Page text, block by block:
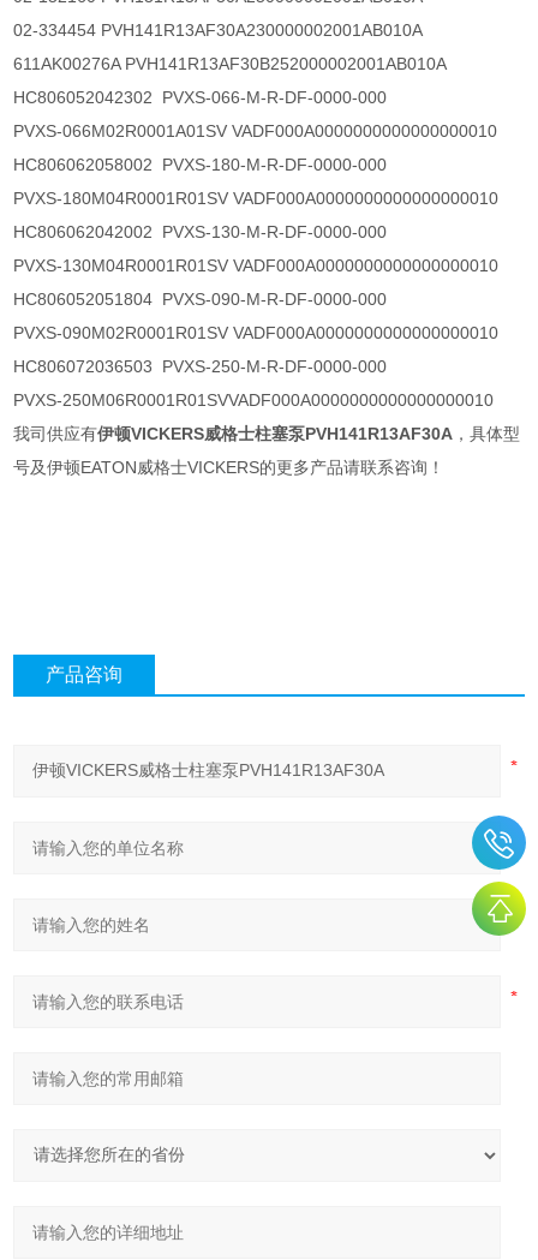
02-334454 PVH141R13AF30A230000002001AB010A
611AK00276A PVH141R13AF30B252000002001AB010A
HC806052042302 PVXS-066-M-R-DF-0000-000
PVXS-066M02R0001A01SV VADF000A0000000000000000010
HC806062058002 PVXS-180-M-R-DF-0000-000
PVXS-180M04R0001R01SV VADF000A0000000000000000010
HC806062042002 PVXS-130-M-R-DF-0000-000
PVXS-130M04R0001R01SV VADF000A0000000000000000010
HC806052051804 PVXS-090-M-R-DF-0000-000
PVXS-090M02R0001R01SV VADF000A0000000000000000010
HC806072036503 PVXS-250-M-R-DF-0000-000
PVXS-250M06R0001R01SVVADF000A0000000000000000010
我司供应有伊顿VICKERS威格士柱塞泵PVH141R13AF30A ，具体型
号及伊顿EATON威格士VICKERS的更多产品请联系咨询！
产品咨询